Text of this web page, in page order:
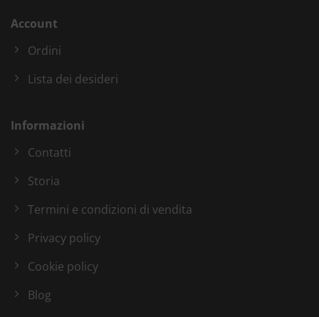
Account
Ordini
Lista dei desideri
Informazioni
Contatti
Storia
Termini e condizioni di vendita
Privacy policy
Cookie policy
Blog